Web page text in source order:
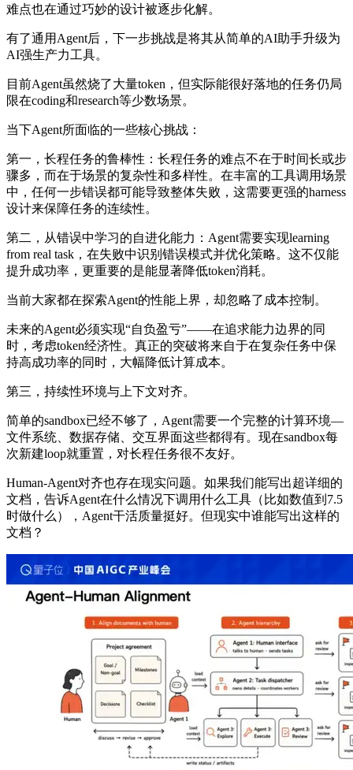
难点也在通过巧妙的设计被逐步化解。
有了通用Agent后，下一步挑战是将其从简单的AI助手升级为
AI强生产力工具。
目前Agent虽然烧了大量token，但实际能很好落地的任务仍局
限在coding和research等少数场景。
当下Agent所面临的一些核心挑战：
第一，长程任务的鲁棒性：长程任务的难点不在于时间长或步
骤多，而在于场景的复杂性和多样性。在丰富的工具调用场景
中，任何一步错误都可能导致整体失败，这需要更强的harness
设计来保障任务的连续性。
第二，从错误中学习的自进化能力：Agent需要实现learning
from real task，在失败中识别错误模式并优化策略。这不仅能
提升成功率，更重要的是能显著降低token消耗。
当前大家都在探索Agent的性能上界，却忽略了成本控制。
未来的Agent必须实现“自负盈亏”——在追求能力边界的同
时，考虑token经济性。真正的突破将来自于在复杂任务中保
持高成功率的同时，大幅降低计算成本。
第三，持续性环境与上下文对齐。
简单的sandbox已经不够了，Agent需要一个完整的计算环境—
文件系统、数据存储、交互界面这些都得有。现在sandbox每
次新建loop就重置，对长程任务很不友好。
Human-Agent对齐也存在现实问题。如果我们能写出超详细的
文档，告诉Agent在什么情况下调用什么工具（比如数值到7.5
时做什么），Agent干活质量挺好。但现实中谁能写出这样的
文档？